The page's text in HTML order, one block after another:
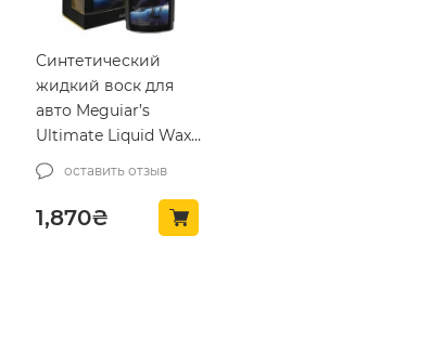
Cинтетический
жидкий воск для
авто Meguiar’s
Ultimate Liquid Wax
473 мл (G18216)
оставить отзыв
1,870₴